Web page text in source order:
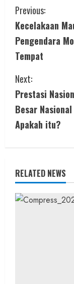
C
o
n
t
i
n
R
e
Previous:
Kecelakaan
Pengendara
Tempat
Next:
Prestasi
Besar
Apakah itu?
RELATED NEWS